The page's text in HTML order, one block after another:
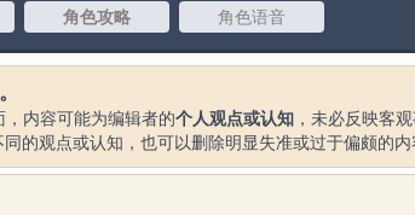
角色攻略 角色语音
，内容可能为编辑者的个人观点或认知 ，未必反映客
同的观点或认知，也可以删除明显失准或过于偏颇的内